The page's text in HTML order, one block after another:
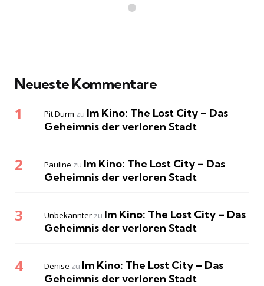
Neueste Kommentare
Pit Durm zu Im Kino: The Lost City – Das
Geheimnis der verloren Stadt
Pauline zu Im Kino: The Lost City – Das
Geheimnis der verloren Stadt
Unbekannter zu Im Kino: The Lost City – Das
Geheimnis der verloren Stadt
Denise zu Im Kino: The Lost City – Das
Geheimnis der verloren Stadt